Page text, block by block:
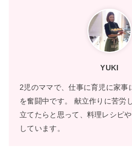
YUKI
2児のママで、仕事に育児に家事
を奮闘中です。 献立作りに苦労
立てたらと思って、料理レシピ
しています。